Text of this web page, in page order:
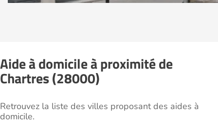
Aide à domicile à proximité de
Chartres (28000)
Retrouvez la liste des villes proposant des aides à
domicile.